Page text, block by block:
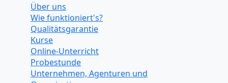
Über uns
Wie funktioniert's?
Qualitätsgarantie
Kurse
Online-Unterricht
Probestunde
Unternehmen, Agenturen und